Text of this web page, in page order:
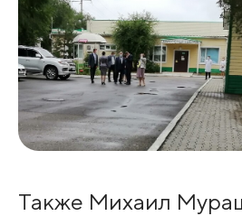
Также Михаил